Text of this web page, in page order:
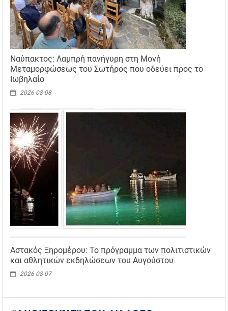
Ναύπακτος: Λαμπρή πανήγυρη στη Μονή
Μεταμορφώσεως του Σωτήρος που οδεύει προς το
Ιωβηλαίο
2026-08-08
Αστακός Ξηρομέρου: Το πρόγραμμα των πολιτιστικών
και αθλητικών εκδηλώσεων του Αυγούστου
2026-08-07